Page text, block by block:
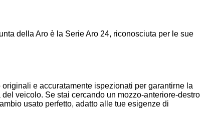
della Aro è la Serie Aro 24, riconosciuta per le sue
e accuratamente ispezionati per garantirne la
veicolo. Se stai cercando un mozzo-anteriore-destro
usato perfetto, adatto alle tue esigenze di